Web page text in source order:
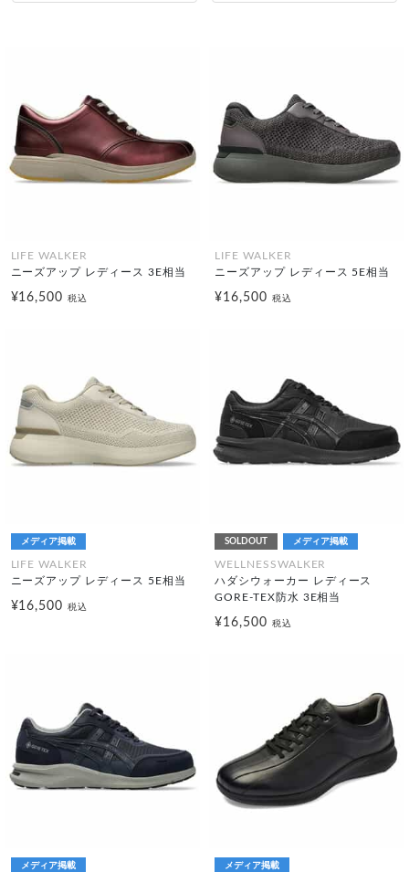
LIFE WALKER
ニーズアップ レディース 3E相当
¥16,500税込
LIFE WALKER
ニーズアップ レディース 5E相当
¥16,500 税込
メディア掲載
LIFE WALKER
ニーズアップ レディース 5E相当
¥16,500税込
SOLDOUT メディア掲載
WELLNESSWALKER
ハダシウォーカー レディース
GORE-TEX防水 3E相当
¥16,500 税込
メディア掲載 メディア掲載